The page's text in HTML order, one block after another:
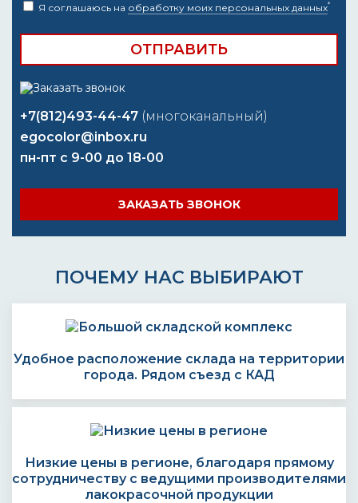
Я соглашаюсь на обработку моих персональных данных*
+7(812)493-44-47 (многоканальный)
egocolor@inbox.ru
пн-пт с 9-00 до 18-00
ЗАКАЗАТЬ ЗВОНОК
ПОЧЕМУ НАС ВЫБИРАЮТ
Удобное расположение склада на территории
города. Рядом съезд с КАД
Низкие цены в регионе, благодаря прямому
сотрудничеству с ведущими производителями
лакокрасочной продукции